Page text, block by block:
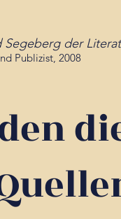
der
Publizist, 2008